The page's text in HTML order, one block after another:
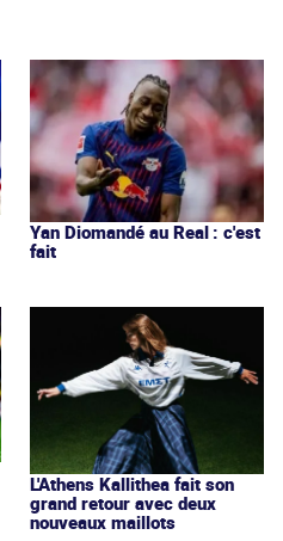
Yan Diomandé au Real : c'est
fait
L'Athens Kallithea fait son
grand retour avec deux
nouveaux maillots